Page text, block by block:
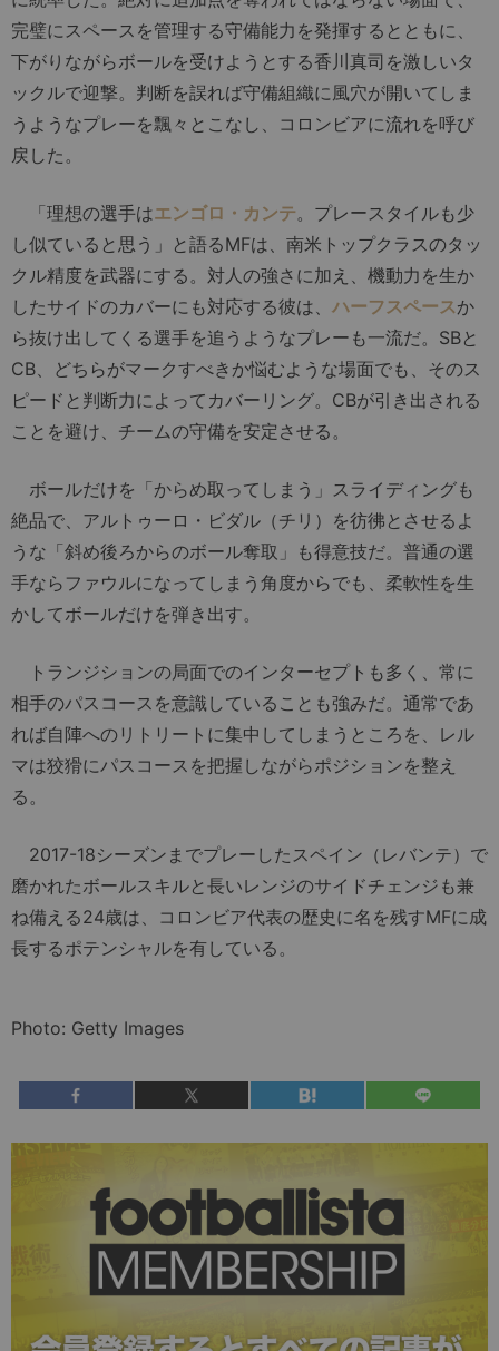
完璧にスペースを管理する守備能力を発揮するとともに、
下がりながらボールを受けようとする香川真司を激しいタ
ックルで迎撃。判断を誤れば守備組織に風穴が開いてしま
うようなプレーを飄々とこなし、コロンビアに流れを呼び
戻した。
「理想の選手はエンゴロ・カンテ。プレースタイルも少
し似ていると思う」と語るMFは、南米トップクラスのタッ
クル精度を武器にする。対人の強さに加え、機動力を生か
したサイドのカバーにも対応する彼は、 ハーフスペースか
ら抜け出してくる選手を追うようなプレーも一流だ。SBと
CB、どちらがマークすべきか悩むような場面でも、そのス
ピードと判断力によってカバーリング。CBが引き出される
ことを避け、チームの守備を安定させる。
ボールだけを「からめ取ってしまう」スライディングも
絶品で、アルトゥーロ・ビダル（チリ）を彷彿とさせるよ
うな「斜め後ろからのボール奪取」も得意技だ。普通の選
手ならファウルになってしまう角度からでも、柔軟性を生
かしてボールだけを弾き出す。
トランジションの局面でのインターセプトも多く、常に
相手のパスコースを意識していることも強みだ。通常であ
れば自陣へのリトリートに集中してしまうところを、レル
マは狡猾にパスコースを把握しながらポジションを整え
る。
2017-18シーズンまでプレーしたスペイン（レバンテ）で
磨かれたボールスキルと長いレンジのサイドチェンジも兼
ね備える24歳は、コロンビア代表の歴史に名を残すMFに成
長するポテンシャルを有している。
Photo: Getty Images